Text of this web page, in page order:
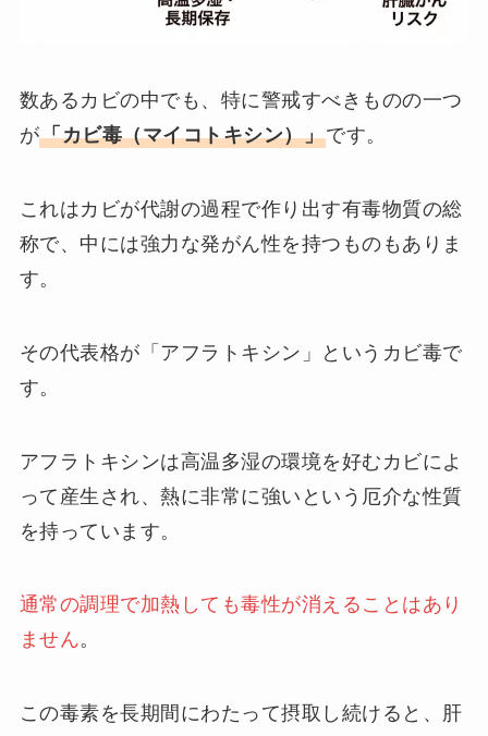
数あるカビの中でも、特に警戒すべきものの一つ
が「カビ毒（マイコトキシン）」です。
これはカビが代謝の過程で作り出す有毒物質の総
称で、中には強力な発がん性を持つものもありま
す。
その代表格が「アフラトキシン」というカビ毒で
す。
アフラトキシンは高温多湿の環境を好むカビによ
って産生され、熱に非常に強いという厄介な性質
を持っています。
通常の調理で加熱しても毒性が消えることはあり
ません。
この毒素を長期間にわたって摂取し続けると、肝